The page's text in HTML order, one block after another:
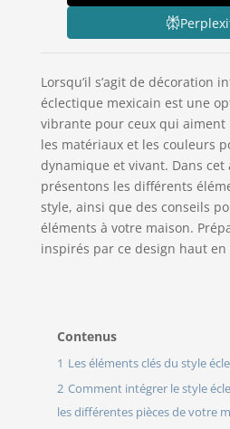
Lorsqu’il s’agit de décoration
éclectique mexicain est une
vibrante pour ceux qui aiment
les matériaux et les couleurs
dynamique et vivant. Dans cet
présentons les différents
style, ainsi que des conseils
éléments à votre maison.
inspirés par ce design haut en
Contenus
1 Les éléments clés du style
2 Comment intégrer le style
les différentes pièces de votre